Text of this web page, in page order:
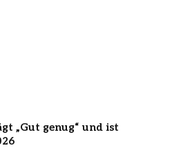
„Gut genug“ und ist